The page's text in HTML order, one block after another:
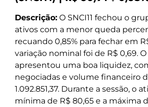
Descrição: O SNCI11 fechou o
ativos com a menor queda
recuando 0,85% para fechar em
variação nominal foi de R$ 0,69.
apresentou uma boa liquidez,
negociadas e volume financeiro
1.092.851,37. Durante a sessão, o
mínima de R$ 80,65 e a máxima